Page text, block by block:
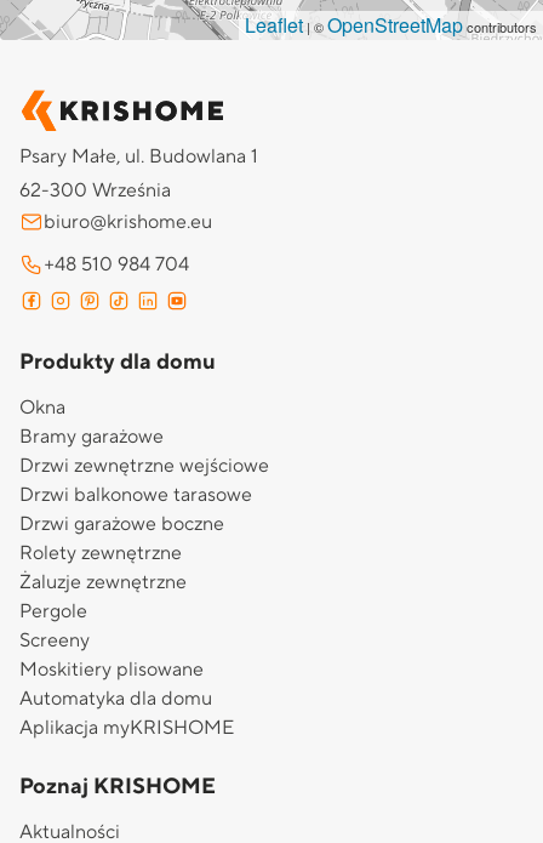
Leaflet | ©OpenStreetMapcontributors
Psary Małe, ul. Budowlana 1
62-300 Września
biuro@krishome.eu
+48 510 984 704
Produkty dla domu
Okna
Bramy garażowe
Drzwi zewnętrzne wejściowe
Drzwi balkonowe tarasowe
Drzwi garażowe boczne
Rolety zewnętrzne
Żaluzje zewnętrzne
Pergole
Screeny
Moskitiery plisowane
Automatyka dla domu
Aplikacja myKRISHOME
Poznaj KRISHOME
Aktualności